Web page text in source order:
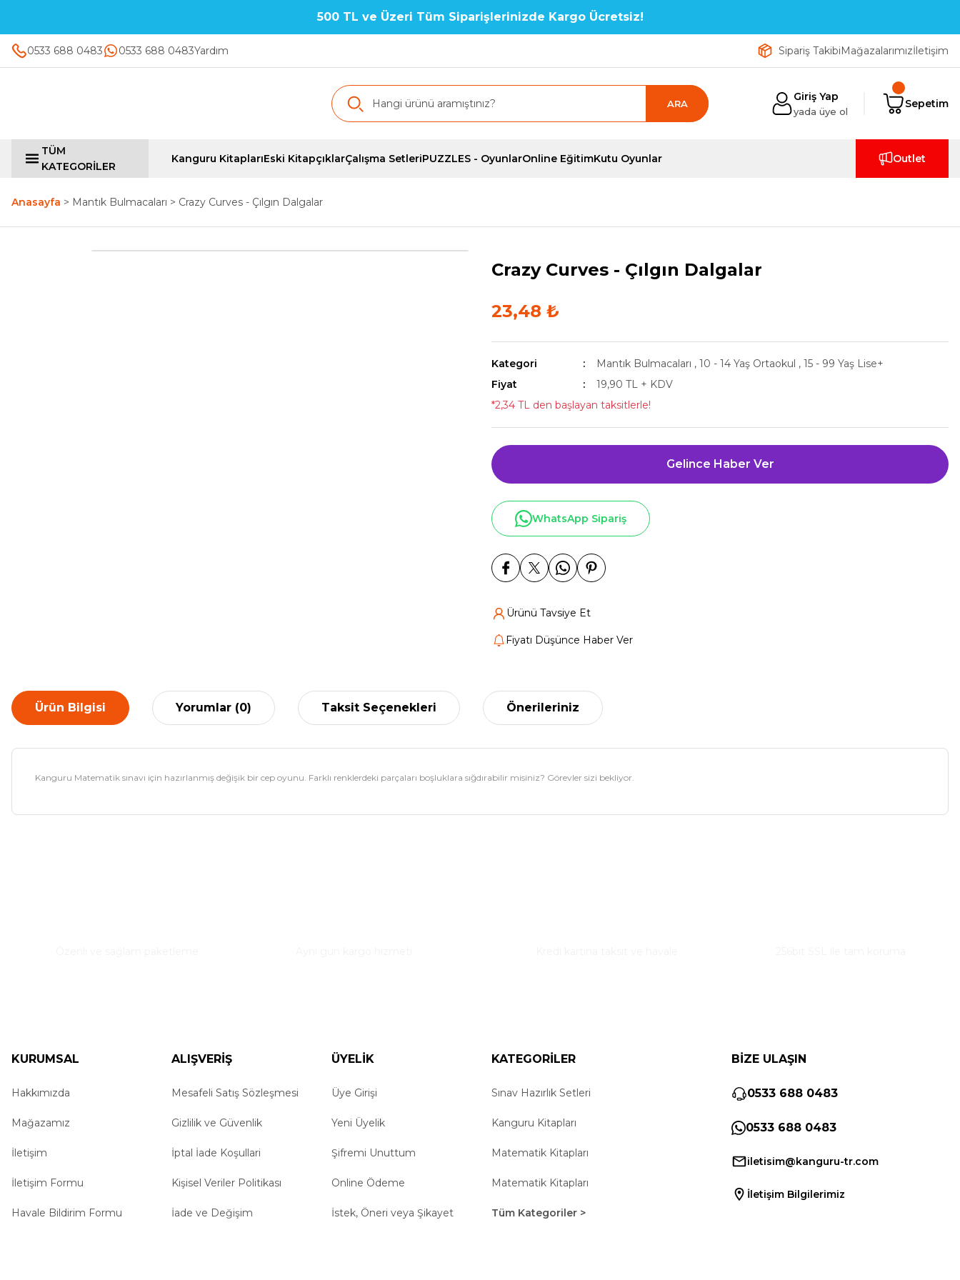
500 TL ve Üzeri Tüm Siparişlerinizde Kargo Ücretsiz!
0533 688 0483 0533 688 0483Yardım Sipariş TakibiMağazalarımızİletişim
ARA
Giriş Yap
yada üye ol
Sepetim
TÜM
KATEGORİLER
Kanguru KitaplarıEski KitapçıklarÇalışma SetleriPUZZLES - OyunlarOnline EğitimKutu Oyunlar Outlet
Anasayfa Mantık Bulmacaları Crazy Curves - Çılgın Dalgalar
Crazy Curves - Çılgın Dalgalar
23,48 ₺
Kategori Mantık Bulmacaları , 10 - 14 Yaş Ortaokul , 15 - 99 Yaş Lise+
Fiyat
19,90 TL + KDV
*2,34 TL den başlayan taksitlerle!
Gelince Haber Ver
WhatsApp Sipariş
Ürünü Tavsiye Et
Fiyatı Düşünce Haber Ver
Ürün Bilgisi Yorumlar (0) Taksit Seçenekleri Önerileriniz
Kanguru Matematik sınavı için hazırlanmış değişik bir cep oyunu. Farklı renklerdeki parçaları boşluklara sığdırabilir misiniz? Görevler sizi bekliyor.
Gönder
KURUMSAL
Hakkımızda
Mağazamız
İletişim
İletişim Formu
Havale Bildirim Formu
ALIŞVERİŞ
Mesafeli Satış Sözleşmesi
Gizlilik ve Güvenlik
İptal İade Koşullari
Kişisel Veriler Politikası
İade ve Değişim
ÜYELİK
Üye Girişi
Yeni Üyelik
Şifremi Unuttum
Online Ödeme
İstek, Öneri veya Şikayet
KATEGORİLER
Sınav Hazırlık Setleri
Kanguru Kitapları
Matematik Kitapları
Matematik Kitapları
Tüm Kategoriler >
BİZE ULAŞIN
0533 688 0483
0533 688 0483
iletisim@kanguru-tr.com
İletişim Bilgilerimiz